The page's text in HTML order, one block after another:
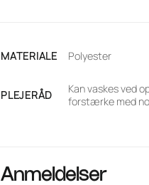
MATERIALE Polyester
PLEJERÅD
Kan vaskes ved
forstærke med
Anmeldelser